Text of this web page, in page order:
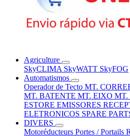
Agriculture
SkyCLIMA SkyWATT SkyFOG
Automatismos
Operador de Tecto MT.
MT. BATENTE MT. EIXO MT.
ESTORE EMISSORES
ELETRONICOS SPARE
DIVERS
Motoréducteurs Portes / Portails